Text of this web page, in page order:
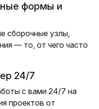
формы и
сборочные узлы,
— то, от чего часто
24/7
с вами 24/7 на
проектов от